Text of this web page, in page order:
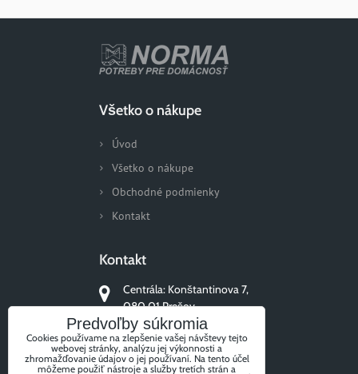
Všetko o nákupe
Úvod
Všetko o nákupe
Obchodné podmienky
Kontakt
Kontakt
Centrála: Konštantinova 7,
080 01 Prešov
+421 51/77 311 96
Predvoľby súkromia
Cookies používame na zlepšenie vašej návštevy tejto
webovej stránky, analýzu jej výkonnosti a
zhromažďovanie údajov o jej používaní. Na tento účel
môžeme použiť nástroje a služby tretích strán a